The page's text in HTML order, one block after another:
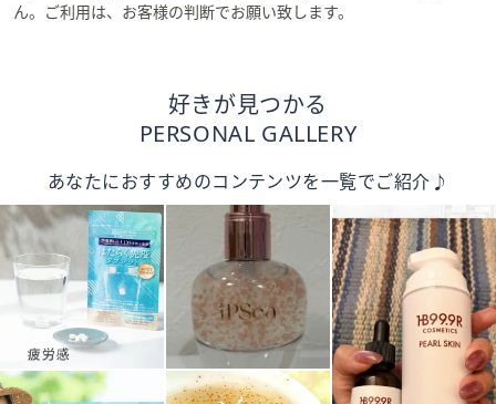
ん。ご利用は、お客様の判断でお願い致します。
好きが見つかる
PERSONAL GALLERY
あなたにおすすめのコンテンツを一覧でご紹介♪